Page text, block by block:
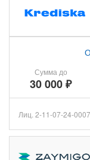
Сумма до
30 000 ₽
Лиц. 2-11-07-24-